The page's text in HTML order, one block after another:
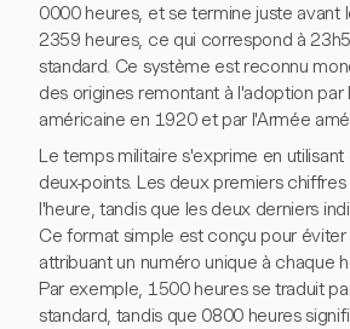
0000 heures, et se termine juste avant
2359 heures, ce qui correspond à
standard. Ce système est reconnu
des origines remontant à l'adoption par
américaine en 1920 et par l'Armée
Le temps militaire s'exprime en
deux-points. Les deux premiers
l'heure, tandis que les deux derniers
Ce format simple est conçu pour
attribuant un numéro unique à chaque
Par exemple, 1500 heures se traduit
standard, tandis que 0800 heures